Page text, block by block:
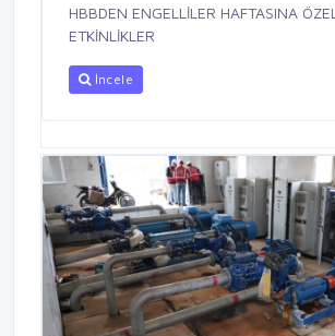
HBBDEN ENGELLİLER HAFTASINA ÖZEL
ETKİNLİKLER
İncele